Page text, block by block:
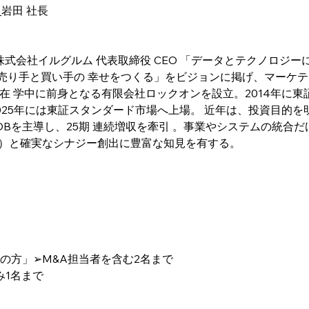
田 社長
会社イルグルム 代表取締役 CEO 「データとテクノロジー
り手と買い手の 幸せをつくる」をビジョンに掲げ、マーケ
学中に前身となる有限会社ロックオンを設立。2014年に東
年には東証スタンダード市場へ上場。 近年は、投資目的を
を主導し、25期 連続増収を牽引 。事業やシステムの統合
確実なシナジー創出に豊富な知見を有する。
方」➢M&A担当者を含む2名まで
1名まで